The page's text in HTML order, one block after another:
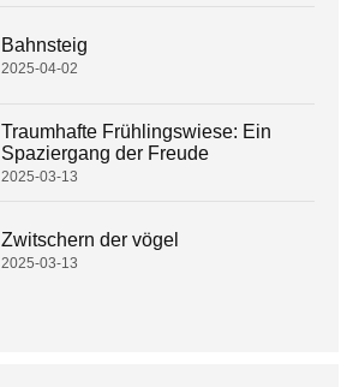
Bahnsteig
2025-04-02
Traumhafte Frühlingswiese: Ein
Spaziergang der Freude
2025-03-13
Zwitschern der vögel
2025-03-13